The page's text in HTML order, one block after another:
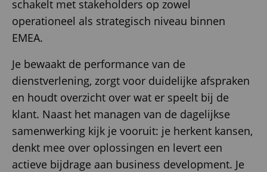
schakelt met stakeholders op zowel
operationeel als strategisch niveau binnen
EMEA.
Je bewaakt de performance van de
dienstverlening, zorgt voor duidelijke afspraken
en houdt overzicht over wat er speelt bij de
klant. Naast het managen van de dagelijkse
samenwerking kijk je vooruit: je herkent kansen,
denkt mee over oplossingen en levert een
actieve bijdrage aan business development. Je